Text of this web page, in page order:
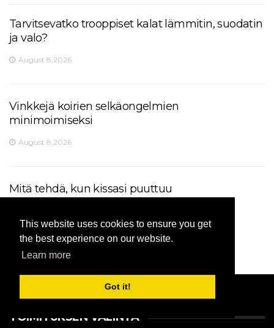
This website uses cookies to ensure you get
the best experience on our website.
Learn more
Got it!
Tarvitsevatko trooppiset kalat lämmitin, suodatin
ja valo?
August 8,2026
Vinkkejä koirien selkäongelmien
minimoimiseksi
August 8,2026
Mitä tehdä, kun kissasi puuttuu
TOIMITUKSEN VALINTA